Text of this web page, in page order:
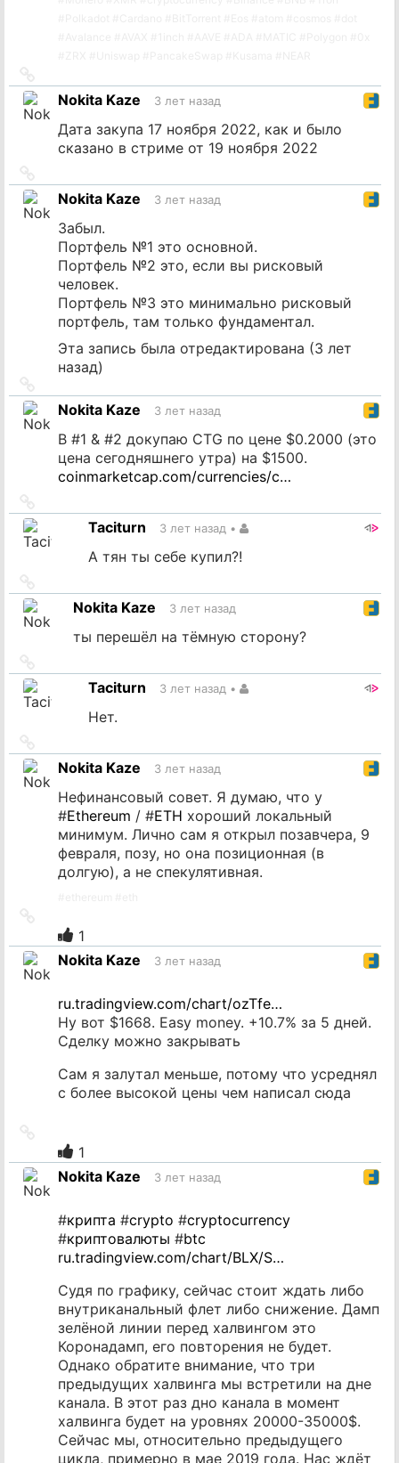
на
источник
Nokita Kaze 3 лет назад
Дата закупа 17 ноября 2022, как и было
сказано в стриме от 19 ноября 2022
на
источник
Nokita Kaze 3 лет назад
Забыл.
Портфель №1 это основной.
Портфель №2 это, если вы рисковый
человек.
Портфель №3 это минимально рисковый
портфель, там только фундаментал.
Эта запись была отредактирована (3 лет
назад)
на
источник
Nokita Kaze 3 лет назад
В #1 & #2 докупаю CTG по цене $0.2000 (это
цена сегодняшнего утра) на $1500.
coinmarketcap.com/currencies/c…
на
источникTaciturn 3 лет назад •
А тян ты себе купил?!
на
источникNokita Kaze 3 лет назад
ты перешёл на тёмную сторону?
на
источникTaciturn 3 лет назад •
Нет.
на
источник
Nokita Kaze 3 лет назад
Нефинансовый совет. Я думаю, что у
#Ethereum / #ETH хороший локальный
минимум. Лично сам я открыл позавчера, 9
февраля, позу, но она позиционная (в
долгую), а не спекулятивная.
источник
1
Nokita Kaze
3 лет назад
ru.tradingview.com/chart/ozTfe…
Ну вот $1668. Easy money. +10.7% за 5 дней.
Сделку можно закрывать
Сам я залутал меньше, потому что усреднял
с более высокой цены чем написал сюда
источник
1
Nokita Kaze
3 лет назад
#крипта #crypto #cryptocurrency
#криптовалюты #btc
ru.tradingview.com/chart/BLX/S…
Судя по графику, сейчас стоит ждать либо
внутриканальный флет либо снижение. Дамп
зелёной линии перед халвингом это
Коронадамп, его повторения не будет.
Однако обратите внимание, что три
предыдущих халвинга мы встретили на дне
канала. В этот раз дно канала в момент
халвинга будет на уровнях 20000-35000$.
Сейчас мы, относительно предыдущего
цикла, примерно в мае 2019 года. Нас ждёт